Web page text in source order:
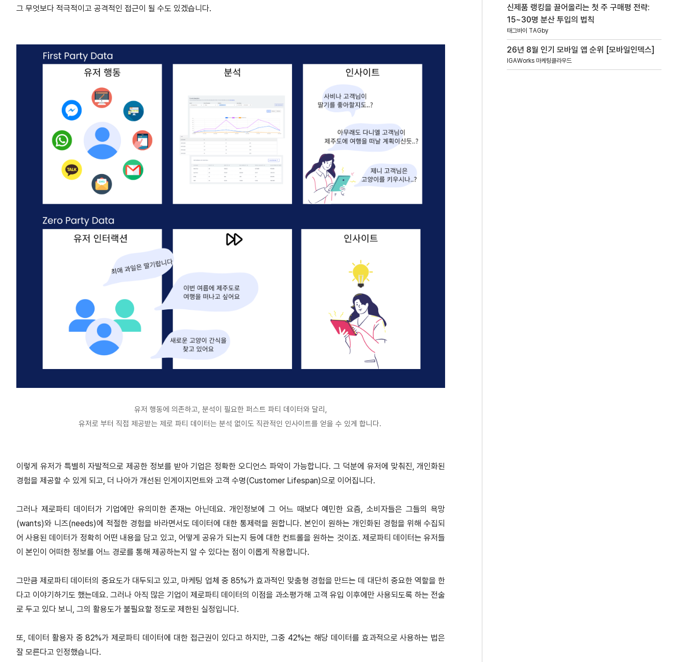
그 무엇보다 적극적이고 공격적인 접근이 될 수도 있겠습니다.
유저 행동에 의존하고, 분석이 필요한 퍼스트 파티 데이터와 달리,
유저로 부터 직접 제공받는 제로 파티 데이터는 분석 없이도 직관적인 인사이트를 얻을 수 있게 합니다.
이렇게 유저가 특별히 자발적으로 제공한 정보를 받아 기업은 정확한 오디언스 파악이 가능합니다. 그 덕분에 유저에 맞춰진, 개인화된
경험을 제공할 수 있게 되고, 더 나아가 개선된 인게이지먼트와 고객 수명(Customer Lifespan)으로 이어집니다.
그러나 제로파티 데이터가 기업에만 유의미한 존재는 아닌데요. 개인정보에 그 어느 때보다 예민한 요즘, 소비자들은 그들의 욕망
(wants)와 니즈(needs)에 적절한 경험을 바라면서도 데이터에 대한 통제력을 원합니다. 본인이 원하는 개인화된 경험을 위해 수집되
어 사용된 데이터가 정확히 어떤 내용을 담고 있고, 어떻게 공유가 되는지 등에 대한 컨트롤을 원하는 것이죠. 제로파티 데이터는 유저들
이 본인이 어떠한 정보를 어느 경로를 통해 제공하는지 알 수 있다는 점이 이롭게 작용합니다.
그만큼 제로파티 데이터의 중요도가 대두되고 있고, 마케팅 업체 중 85%가 효과적인 맞춤형 경험을 만드는 데 대단히 중요한 역할을 한
다고 이야기하기도 했는데요. 그러나 아직 많은 기업이 제로파티 데이터의 이점을 과소평가해 고객 유입 이후에만 사용되도록 하는 전술
로 두고 있다 보니, 그의 활용도가 불필요할 정도로 제한된 실정입니다.
또, 데이터 활용자 중 82%가 제로파티 데이터에 대한 접근권이 있다고 하지만, 그중 42%는 해당 데이터를 효과적으로 사용하는 법은
잘 모른다고 인정했습니다.
신제품 랭킹을 끌어올리는 첫 주 구매평 전략:
15~30명 분산 투입의 법칙
태그바이 TAGby
26년 8월 인기 모바일 앱 순위 [모바일인덱스]
IGAWorks 마케팅클라우드